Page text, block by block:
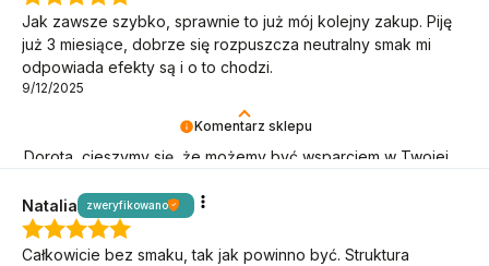
Komentarz sklepu
Dorota, cieszymy się, że możemy być wsparciem w Twojej
Jak zawsze szybko, sprawnie to już mój kolejny zakup. Piję
już 3 miesiące, dobrze się rozpuszcza neutralny smak mi
odpowiada efekty są i o to chodzi.
9/12/2025
Natalia zweryfikowano
Całkowicie bez smaku, tak jak powinno być. Struktura